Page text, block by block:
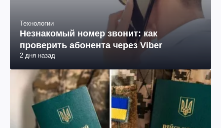
Технологии
Незнакомый номер звонит: как
проверить абонента через Viber
2 дня назад